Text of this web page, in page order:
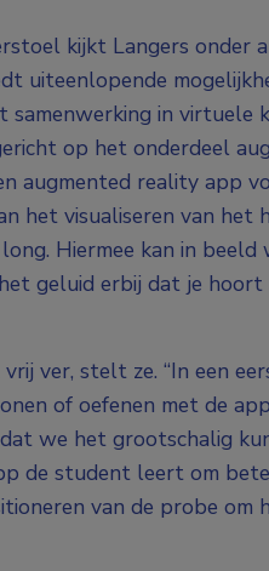
kijkt Langers onder
uiteenlopende
in virtuele
op het onderdeel
augmented reality app
het visualiseren van het
Hiermee kan in
geluid erbij dat je
ver, stelt ze. “In een
of oefenen met de
we het grootschalig
de student leert om
van de probe om